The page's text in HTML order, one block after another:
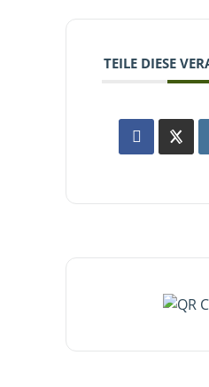
TEILE DIESE